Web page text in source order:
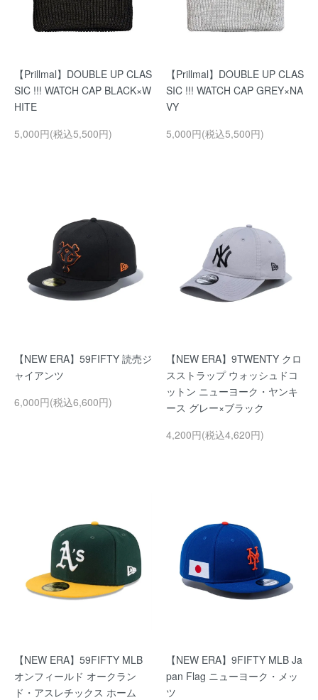
【Prillmal】DOUBLE UP CLAS
SIC !!! WATCH CAP BLACK×W
HITE
5,000円(税込5,500円)
【Prillmal】DOUBLE UP CLAS
SIC !!! WATCH CAP GREY×NA
VY
5,000円(税込5,500円)
【NEW ERA】59FIFTY 読売ジ
ャイアンツ
6,000円(税込6,600円)
【NEW ERA】9TWENTY クロ
スストラップ ウォッシュドコ
ットン ニューヨーク・ヤンキ
ース グレー×ブラック
4,200円(税込4,620円)
【NEW ERA】59FIFTY MLB
オンフィールド オークラン
ド・アスレチックス ホーム
【NEW ERA】9FIFTY MLB Ja
pan Flag ニューヨーク・メッ
ツ